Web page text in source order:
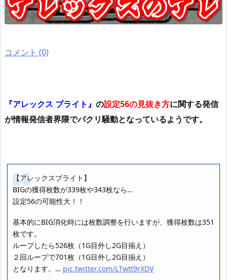
コメント (0)
『アレックス ブライト』 の設定56の見抜き方に関する発信
が情報発信者界隈でパクリ騒動となっているようです。
【アレックスブライト】
BIGの獲得枚数が339枚や343枚なら…
設定56の可能性大！！
基本的にBIG消化時には枚数調整を行いますが、獲得枚数は351
枚です。
ループしたら526枚（1G目外し2G目揃え）
２回ループで701枚（1G目外し2G目揃え）
となります。… pic.twitter.com/LTwtt9rXDV